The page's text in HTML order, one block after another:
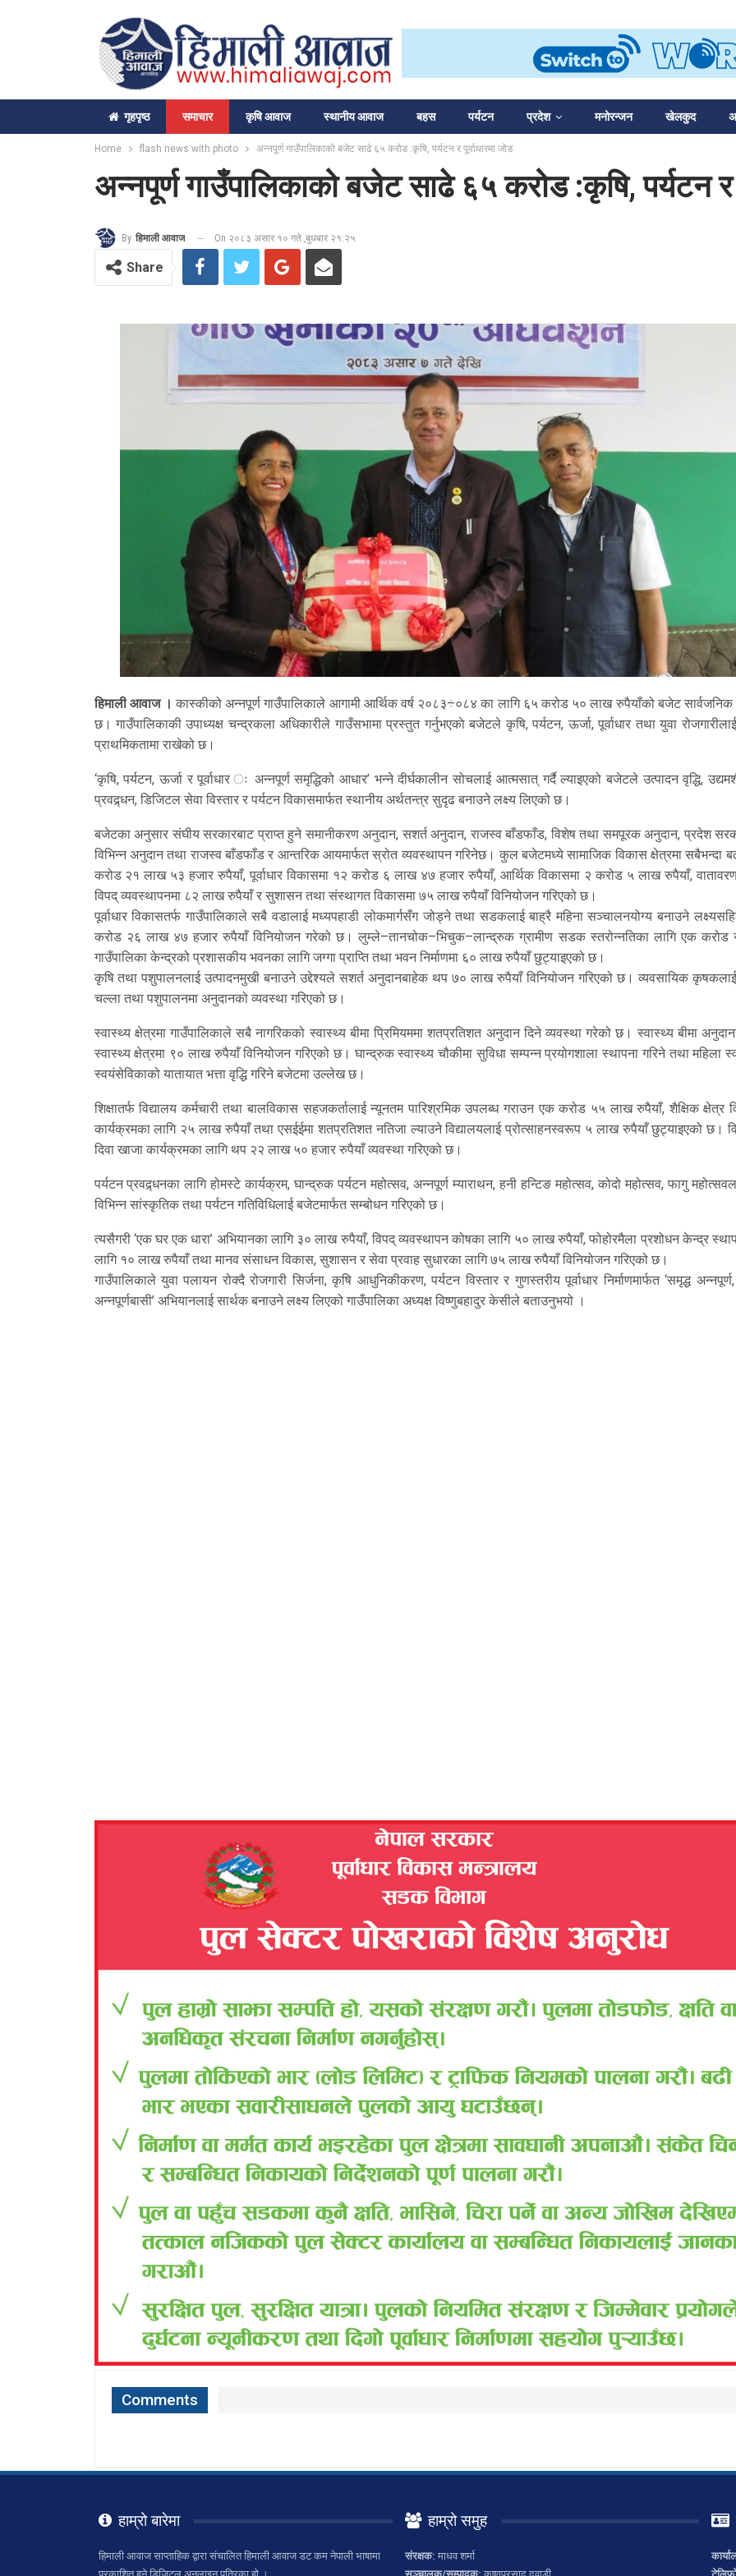
गृहपृष्‍ठ समाचार कृषि आवाज स्थानीय आवाज बहस पर्यटन प्रदेश मनोरन्जन खेलकुद
Home flash news with photo अन्नपूर्ण गाउँपालिकाको बजेट साढे ६५ करोड :कृषि, पर्यटन र पूर्वाधारमा जोड
अन्नपूर्ण गाउँपालिकाको बजेट साढे ६५ करोड :कृषि, पर्यटन र
By हिमाली आवाज On २०८३ असार १० गते ,बुधबार २१:२५
Share
हिमाली आवाज । कास्कीको अन्नपूर्ण गाउँपालिकाले आगामी आर्थिक वर्ष २०८३÷०८४ का लागि ६५ करोड ५० लाख रुपैयाँको बजेट सार्वजनिक
छ। गाउँपालिकाकी उपाध्यक्ष चन्द्रकला अधिकारीले गाउँसभामा प्रस्तुत गर्नुभएकाे बजेटले कृषि, पर्यटन, ऊर्जा, पूर्वाधार तथा युवा
प्राथमिकतामा राखेको छ।
‘कृषि, पर्यटन, ऊर्जा र पूर्वाधार ः अन्नपूर्ण समृद्धिको आधार’ भन्ने दीर्घकालीन सोचलाई आत्मसात् गर्दै ल्याइएको बजेटले उत्पादन वृद्धि,
प्रवद्र्धन, डिजिटल सेवा विस्तार र पर्यटन विकासमार्फत स्थानीय अर्थतन्त्र सुदृढ बनाउने लक्ष्य लिएको छ।
बजेटका अनुसार संघीय सरकारबाट प्राप्त हुने समानीकरण अनुदान, सशर्त अनुदान, राजस्व बाँडफाँड, विशेष तथा समपूरक अनुदान, प्रदेश
विभिन्न अनुदान तथा राजस्व बाँडफाँड र आन्तरिक आयमार्फत स्रोत व्यवस्थापन गरिनेछ। कुल बजेटमध्ये सामाजिक विकास क्षेत्रमा सबैभन्दा
करोड २१ लाख ५३ हजार रुपैयाँ, पूर्वाधार विकासमा १२ करोड ६ लाख ४७ हजार रुपैयाँ, आर्थिक विकासमा २ करोड ५ लाख रुपैयाँ,
विपद् व्यवस्थापनमा ८२ लाख रुपैयाँ र सुशासन तथा संस्थागत विकासमा ७५ लाख रुपैयाँ विनियोजन गरिएको छ।
पूर्वाधार विकासतर्फ गाउँपालिकाले सबै वडालाई मध्यपहाडी लोकमार्गसँग जोड्ने तथा सडकलाई बाह्रै महिना सञ्चालनयोग्य बनाउने
करोड २६ लाख ४७ हजार रुपैयाँ विनियोजन गरेको छ। लुम्ले–तानचोक–भिचुक–लान्द्रुक ग्रामीण सडक स्तरोन्नतिका लागि एक करोड
गाउँपालिका केन्द्रको प्रशासकीय भवनका लागि जग्गा प्राप्ति तथा भवन निर्माणमा ६० लाख रुपैयाँ छुट्याइएको छ।
कृषि तथा पशुपालनलाई उत्पादनमुखी बनाउने उद्देश्यले सशर्त अनुदानबाहेक थप ७० लाख रुपैयाँ विनियोजन गरिएको छ। व्यवसायिक
चल्ला तथा पशुपालनमा अनुदानको व्यवस्था गरिएको छ।
स्वास्थ्य क्षेत्रमा गाउँपालिकाले सबै नागरिकको स्वास्थ्य बीमा प्रिमियममा शतप्रतिशत अनुदान दिने व्यवस्था गरेको छ। स्वास्थ्य बीमा
स्वास्थ्य क्षेत्रमा ९० लाख रुपैयाँ विनियोजन गरिएको छ। घान्द्रुक स्वास्थ्य चौकीमा सुविधा सम्पन्न प्रयोगशाला स्थापना गरिने तथा महिला
स्वयंसेविकाको यातायात भत्ता वृद्धि गरिने बजेटमा उल्लेख छ।
शिक्षातर्फ विद्यालय कर्मचारी तथा बालविकास सहजकर्तालाई न्यूनतम पारिश्रमिक उपलब्ध गराउन एक करोड ५५ लाख रुपैयाँ, शैक्षिक क्षेत्र
कार्यक्रमका लागि २५ लाख रुपैयाँ तथा एसईईमा शतप्रतिशत नतिजा ल्याउने विद्यालयलाई प्रोत्साहनस्वरूप ५ लाख रुपैयाँ छुट्याइएको छ।
दिवा खाजा कार्यक्रमका लागि थप २२ लाख ५० हजार रुपैयाँ व्यवस्था गरिएको छ।
पर्यटन प्रवद्र्धनका लागि होमस्टे कार्यक्रम, घान्द्रुक पर्यटन महोत्सव, अन्नपूर्ण म्याराथन, हनी हन्टिङ महोत्सव, कोदो महोत्सव, फागु
विभिन्न सांस्कृतिक तथा पर्यटन गतिविधिलाई बजेटमार्फत सम्बोधन गरिएको छ।
त्यसैगरी ‘एक घर एक धारा’ अभियानका लागि ३० लाख रुपैयाँ, विपद् व्यवस्थापन कोषका लागि ५० लाख रुपैयाँ, फोहोरमैला प्रशोधन केन्द्र
लागि १० लाख रुपैयाँ तथा मानव संसाधन विकास, सुशासन र सेवा प्रवाह सुधारका लागि ७५ लाख रुपैयाँ विनियोजन गरिएको छ।
गाउँपालिकाले युवा पलायन रोक्दै रोजगारी सिर्जना, कृषि आधुनिकीकरण, पर्यटन विस्तार र गुणस्तरीय पूर्वाधार निर्माणमार्फत ‘समृद्ध
अन्नपूर्णबासी’ अभियानलाई सार्थक बनाउने लक्ष्य लिएको गाउँपालिका अध्यक्ष विष्णुबहादुर केसीले बताउनुभयो ।
Comments
हाम्रो बारेमा
हिमाली आवाज साप्ताहिक द्वारा संचालित हिमाली आवाज डट कम नेपाली भाषामा
हाम्रो समुह
संरक्षक: माधव शर्मा